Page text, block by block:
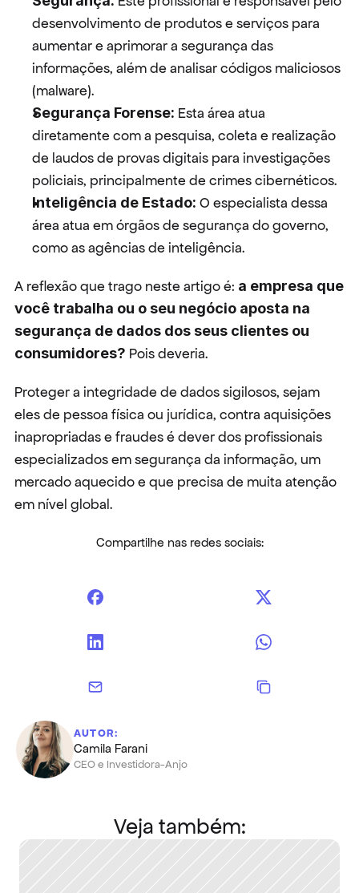
desenvolvimento de produtos e serviços para
aumentar e aprimorar a segurança das
informações, além de analisar códigos maliciosos
(malware).
Segurança Forense: Esta área atua
diretamente com a pesquisa, coleta e realização
de laudos de provas digitais para investigações
policiais, principalmente de crimes cibernéticos.
Inteligência de Estado: O especialista dessa
área atua em órgãos de segurança do governo,
como as agências de inteligência.
A reflexão que trago neste artigo é: a empresa que
você trabalha ou o seu negócio aposta na
segurança de dados dos seus clientes ou
consumidores? Pois deveria.
Proteger a integridade de dados sigilosos, sejam
eles de pessoa física ou jurídica, contra aquisições
inapropriadas e fraudes é dever dos profissionais
especializados em segurança da informação, um
mercado aquecido e que precisa de muita atenção
em nível global.
Compartilhe nas redes sociais:
AUTOR:
Camila Farani
CEO e Investidora-Anjo
Veja também: